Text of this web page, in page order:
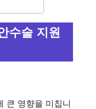
수술 지원
큰 영향을 미칩니